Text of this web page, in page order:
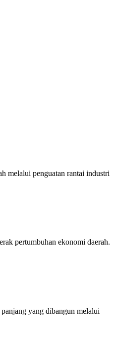
melalui penguatan rantai industri
pertumbuhan ekonomi daerah.
yang dibangun melalui